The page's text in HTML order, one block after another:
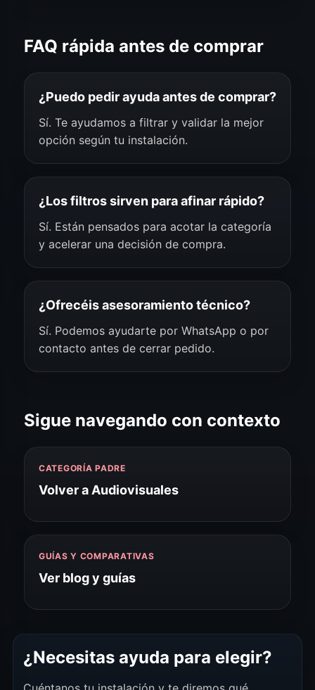
FAQ rápida antes de comprar
¿Puedo pedir ayuda antes de comprar?
Sí. Te ayudamos a filtrar y validar la mejor
opción según tu instalación.
¿Los filtros sirven para afinar rápido?
Sí. Están pensados para acotar la categoría
y acelerar una decisión de compra.
¿Ofrecéis asesoramiento técnico?
Sí. Podemos ayudarte por WhatsApp o por
contacto antes de cerrar pedido.
Sigue navegando con contexto
CATEGORÍA PADRE
Volver a Audiovisuales
GUÍAS Y COMPARATIVAS
Ver blog y guías
¿Necesitas ayuda para elegir?